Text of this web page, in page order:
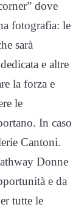
dove
fotografia: le
sarà
e altre
la forza e
le
In caso
Cantoni.
Donne
e da
tutte le